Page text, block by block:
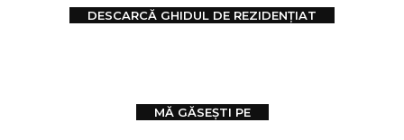
DESCARCĂ GHIDUL DE REZIDENȚIAT
MĂ GĂSEȘTI PE